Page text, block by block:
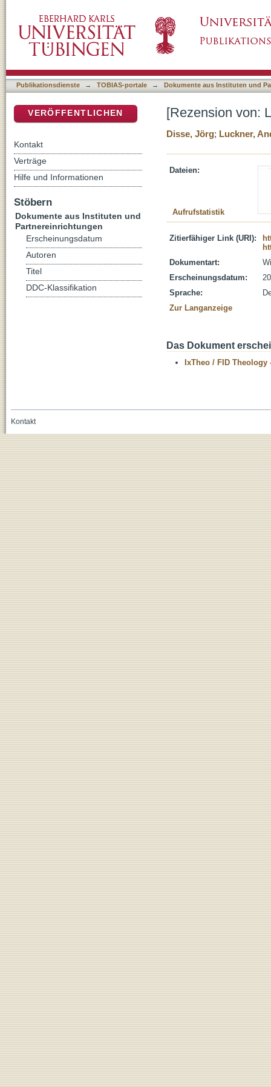
Publikationsdienste → TOBIAS-portale → Dokumente aus Instituten und
[Rezension von:
Disse, Jörg; Luckner,
Dateien:
Aufrufstatistik
Zitierfähiger Link (URI):
Dokumentart:
Erscheinungsdatum:
Sprache:
Zur Langanzeige
Das Dokument
IxTheo / FID Theology
VERÖFFENTLICHEN
Kontakt
Verträge
Hilfe und Informationen
Stöbern
Dokumente aus Instituten und
Partnereinrichtungen
Erscheinungsdatum
Autoren
Titel
DDC-Klassifikation
Kontakt